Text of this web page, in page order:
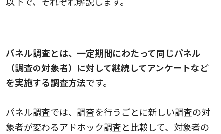
パネル調査とは、一定期間にわたって同じパネル
（調査の対象者）に対して継続してアンケートなど
を実施する調査方法です。
パネル調査では、調査を行うごとに新しい調査の対
象者が変わるアドホック調査と比較して、対象者の